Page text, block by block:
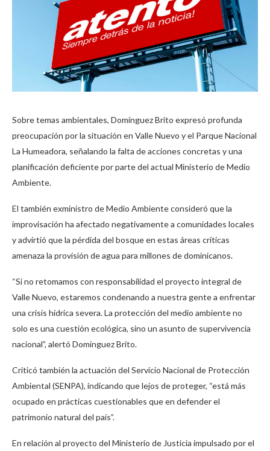
Sobre temas ambientales, Domínguez Brito expresó profunda
preocupación por la situación en Valle Nuevo y el Parque Nacional
La Humeadora, señalando la falta de acciones concretas y una
planificación deficiente por parte del actual Ministerio de Medio
Ambiente.
El también exministro de Medio Ambiente consideró que la
improvisación ha afectado negativamente a comunidades locales
y advirtió que la pérdida del bosque en estas áreas críticas
amenaza la provisión de agua para millones de dominicanos.
“Si no retomamos con responsabilidad el proyecto integral de
Valle Nuevo, estaremos condenando a nuestra gente a enfrentar
una crisis hídrica severa. La protección del medio ambiente no
solo es una cuestión ecológica, sino un asunto de supervivencia
nacional”, alertó Domínguez Brito.
Criticó también la actuación del Servicio Nacional de Protección
Ambiental (SENPA), indicando que lejos de proteger, “está más
ocupado en prácticas cuestionables que en defender el
patrimonio natural del país”.
En relación al proyecto del Ministerio de Justicia impulsado por el